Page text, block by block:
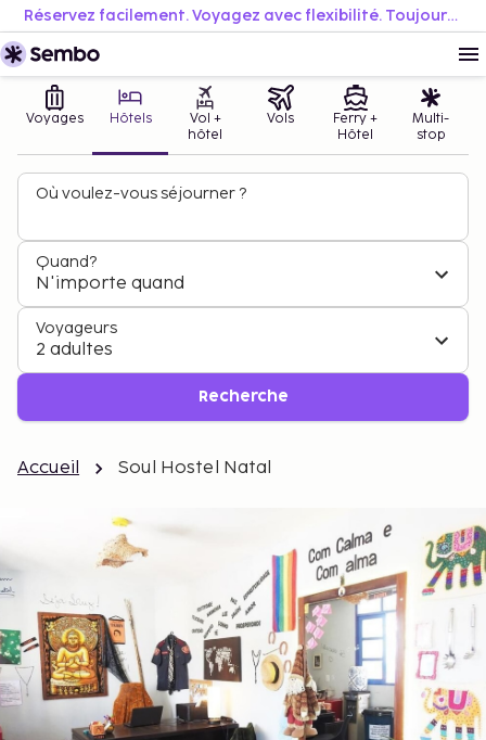
Réservez facilement. Voyagez avec flexibilité. Toujours au meilleur prix.
Voyages Hôtels
Vol +
hôtel
Vols
Ferry +
Hôtel
Multi-
stop
Où voulez-vous séjourner ?
Quand?
N'importe quand
Voyageurs
2 adultes
Recherche
Accueil Soul Hostel Natal